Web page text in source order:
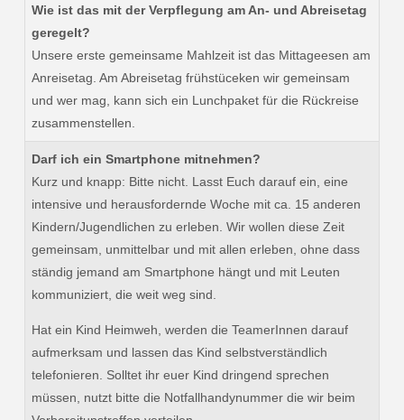
Wie ist das mit der Verpflegung am An- und Abreisetag
geregelt?
Unsere erste gemeinsame Mahlzeit ist das Mittageesen am
Anreisetag. Am Abreisetag frühstüceken wir gemeinsam
und wer mag, kann sich ein Lunchpaket für die Rückreise
zusammenstellen.
Darf ich ein Smartphone mitnehmen?
Kurz und knapp: Bitte nicht. Lasst Euch darauf ein, eine
intensive und herausfordernde Woche mit ca. 15 anderen
Kindern/Jugendlichen zu erleben. Wir wollen diese Zeit
gemeinsam, unmittelbar und mit allen erleben, ohne dass
ständig jemand am Smartphone hängt und mit Leuten
kommuniziert, die weit weg sind.
Hat ein Kind Heimweh, werden die TeamerInnen darauf
aufmerksam und lassen das Kind selbstverständlich
telefonieren. Solltet ihr euer Kind dringend sprechen
müssen, nutzt bitte die Notfallhandynummer die wir beim